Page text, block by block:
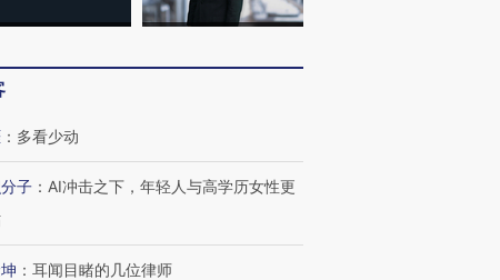
： 多看少动
子 ： AI冲击之下，年轻人与高学历女性更
： 耳闻目睹的几位律师